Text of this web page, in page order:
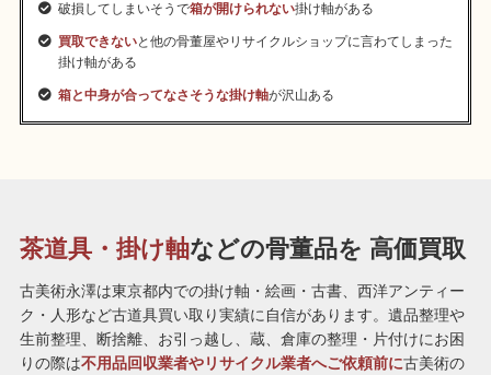
破損してしまいそうで箱が開けられない掛け軸がある
買取できないと他の骨董屋やリサイクルショップに言わてしまった
掛け軸がある
箱と中身が合ってなさそうな掛け軸が沢山ある
茶道具・掛け軸などの骨董品を 高価買取
古美術永澤は東京都内での掛け軸・絵画・古書、西洋アンティー
ク・人形など古道具買い取り実績に自信があります。遺品整理や
生前整理、断捨離、お引っ越し、蔵、倉庫の整理・片付けにお困
りの際は不用品回収業者やリサイクル業者へご依頼前に古美術の